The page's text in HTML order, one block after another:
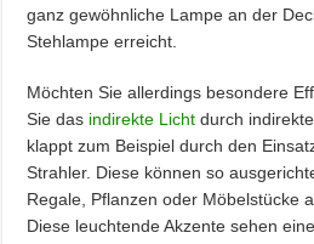
ganz gewöhnliche Lampe an der
Stehlampe erreicht.
Möchten Sie allerdings besondere
Sie das indirekte Licht durch
klappt zum Beispiel durch den
Strahler. Diese können so
Regale, Pflanzen oder Möbelstücke
Diese leuchtende Akzente sehen